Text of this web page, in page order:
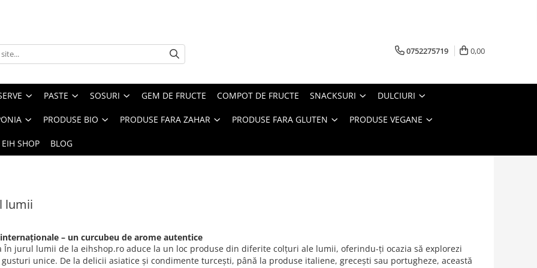
0752275719 0,00
PASTE SOSURI GEM DE FRUCTE COMPOT DE FRUCTE SNACKSURI DULCIURI
PRODUSE BIO PRODUSE FARA ZAHAR PRODUSE FARA GLUTEN PRODUSE VEGANE
SHOP BLOG
lumii
– un curcubeu de arome autentice
În jurul lumii de la eihshop.ro aduce la un loc produse din diferite colțuri ale lumii, oferindu-ți ocazia să explorezi
unice. De la delicii asiatice și condimente turcești, până la produse italiene, grecești sau portugheze, această